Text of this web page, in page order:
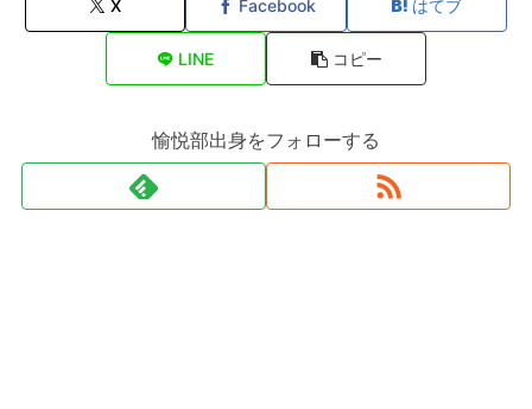
X Facebook はてブ
LINE コピー
愉悦部出身をフォローする